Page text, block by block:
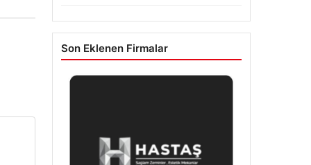
Son Eklenen Firmalar